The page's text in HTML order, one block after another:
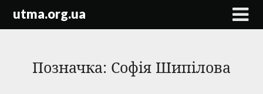
utma.org.ua
Позначка: Софія Шипілова